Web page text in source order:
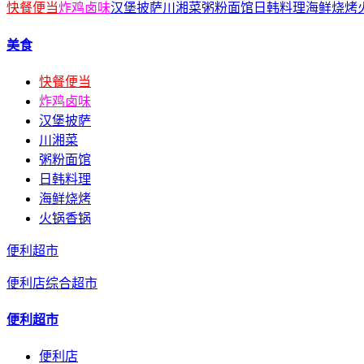
快餐便当炸鸡卤味汉堡披萨川湘菜粥粉面馆 日韩料理海鲜烧烤
美食
快餐便当
炸鸡卤味
汉堡披萨
川湘菜
粥粉面馆
日韩料理
海鲜烧烤
火锅香锅
便利超市
便利店综合超市
便利超市
便利店